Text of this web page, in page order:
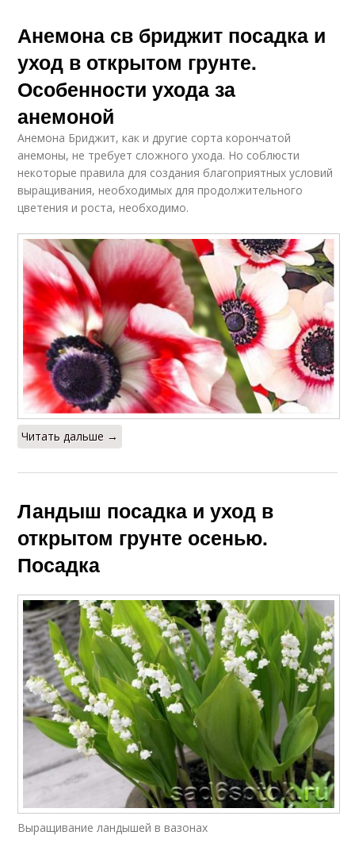
Анемона св бриджит посадка и
уход в открытом грунте.
Особенности ухода за
анемоной
Анемона Бриджит, как и другие сорта корончатой
анемоны, не требует сложного ухода. Но соблюсти
некоторые правила для создания благоприятных условий
выращивания, необходимых для продолжительного
цветения и роста, необходимо.
Читать дальше →
Ландыш посадка и уход в
открытом грунте осенью.
Посадка
Выращивание ландышей в вазонах